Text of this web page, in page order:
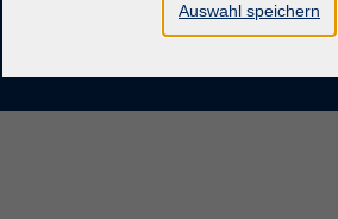
Auswahl speichern